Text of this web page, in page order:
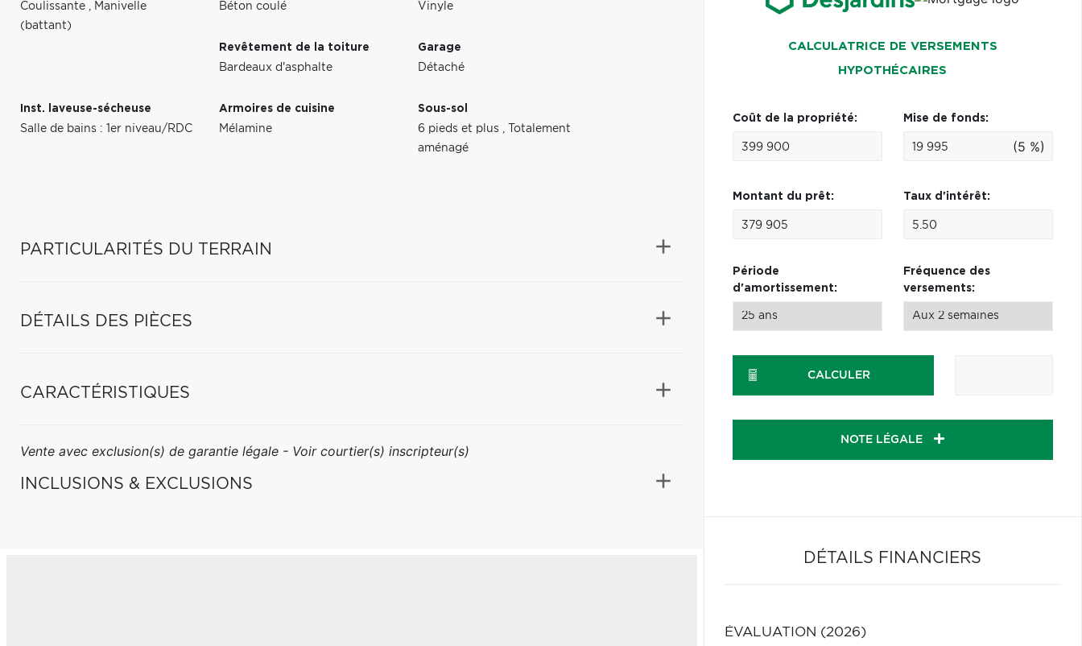
Coulissante , Manivelle
(battant)
Béton coulé
Vinyle
Revêtement de la toiture
Bardeaux d'asphalte
Garage
Détaché
Inst. laveuse-sécheuse
Salle de bains : 1er niveau/RDC
Armoires de cuisine
Mélamine
Sous-sol
6 pieds et plus ,
Totalement
aménagé
PARTICULARITÉS DU TERRAIN
DÉTAILS DES PIÈCES
CARACTÉRISTIQUES
Vente avec exclusion(s) de garantie légale - Voir courtier(s) inscripteur(s)
INCLUSIONS & EXCLUSIONS
CALCULATRICE DE VERSEMENTS
HYPOTHÉCAIRES
Coût de la propriété: Mise de fonds:
(5 %)
Montant du prêt: Taux d'intérêt:
Période
d'amortissement:
Fréquence des
versements:
CALCULER
NOTE LÉGALE
DÉTAILS FINANCIERS
ÉVALUATION (2026)